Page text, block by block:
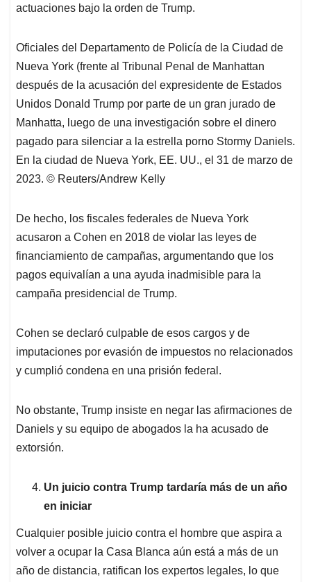
actuaciones bajo la orden de Trump.
Oficiales del Departamento de Policía de la Ciudad de
Nueva York (frente al Tribunal Penal de Manhattan
después de la acusación del expresidente de Estados
Unidos Donald Trump por parte de un gran jurado de
Manhatta, luego de una investigación sobre el dinero
pagado para silenciar a la estrella porno Stormy Daniels.
En la ciudad de Nueva York, EE. UU., el 31 de marzo de
2023. © Reuters/Andrew Kelly
De hecho, los fiscales federales de Nueva York
acusaron a Cohen en 2018 de violar las leyes de
financiamiento de campañas, argumentando que los
pagos equivalían a una ayuda inadmisible para la
campaña presidencial de Trump.
Cohen se declaró culpable de esos cargos y de
imputaciones por evasión de impuestos no relacionados
y cumplió condena en una prisión federal.
No obstante, Trump insiste en negar las afirmaciones de
Daniels y su equipo de abogados la ha acusado de
extorsión.
Un juicio contra Trump tardaría más de un año
en iniciar
Cualquier posible juicio contra el hombre que aspira a
volver a ocupar la Casa Blanca aún está a más de un
año de distancia, ratifican los expertos legales, lo que